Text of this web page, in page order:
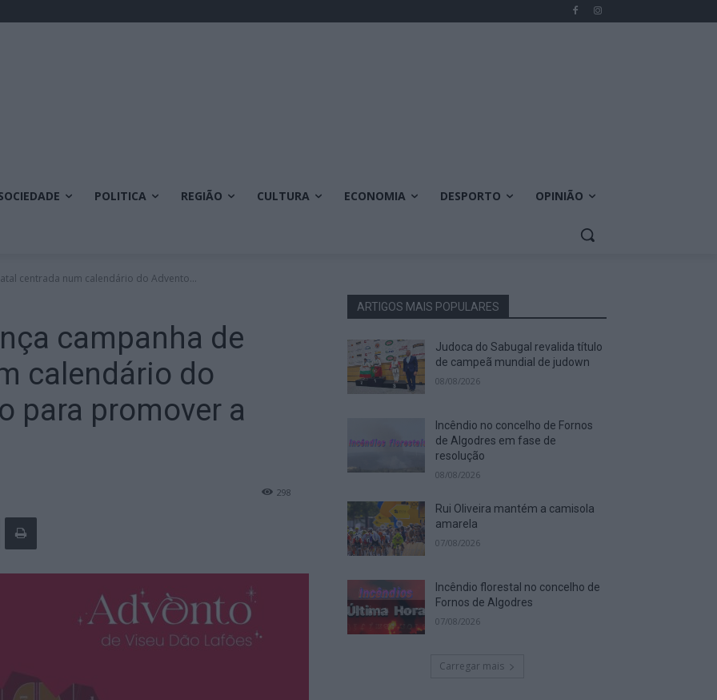
POLITICA REGIÃO CULTURA ECONOMIA DESPORTO OPINIÃO
centrada num calendário do Advento...
campanha de
calendário do
para promover a
298
ARTIGOS MAIS POPULARES
Judoca do Sabugal revalida título
de campeã mundial de judown
08/08/2026
Incêndio no concelho de Fornos
de Algodres em fase de
resolução
08/08/2026
Rui Oliveira mantém a camisola
amarela
07/08/2026
Incêndio florestal no concelho de
Fornos de Algodres
07/08/2026
Carregar mais